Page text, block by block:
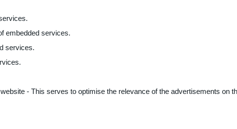
embedded services.
services.
- This serves to optimise the relevance of the advertisements on